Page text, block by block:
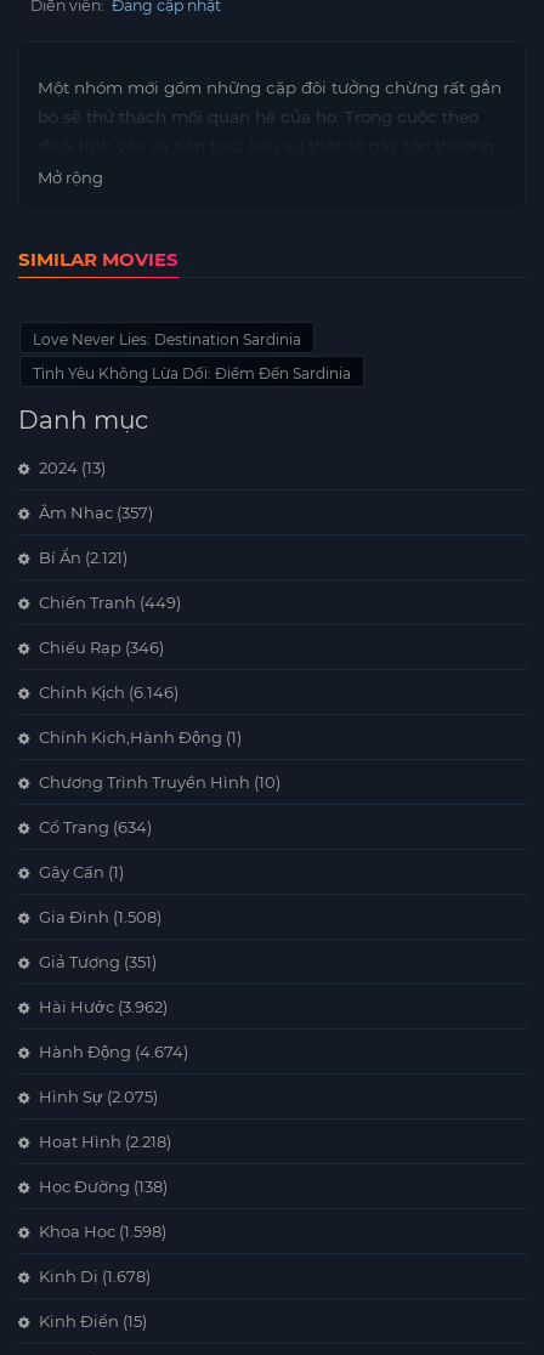
Diễn viên: Đang cập nhật
Một nhóm mới gồm những cặp đôi tưởng chừng rất gắn
bó sẽ thử thách mối quan hệ của họ. Trong cuộc theo
hay giúp chữa lành?
Mở rộng
SIMILAR MOVIES
Love Never Lies: Destination Sardinia
Tình Yêu Không Lừa Dối: Điểm Đến Sardinia
Danh mục
2024 (13)
Âm Nhạc (357)
Bí Ẩn (2.121)
Chiến Tranh (449)
Chiếu Rạp (346)
Chính Kịch (6.146)
Chính Kịch,Hành Động (1)
Chương Trình Truyền Hình (10)
Cổ Trang (634)
Gây Cấn (1)
Gia Đình (1.508)
Giả Tượng (351)
Hài Hước (3.962)
Hành Động (4.674)
Hình Sự (2.075)
Hoạt Hình (2.218)
Học Đường (138)
Khoa Học (1.598)
Kinh Dị (1.678)
Kinh Điển (15)